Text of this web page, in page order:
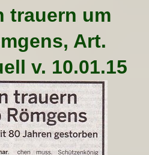
trauern um
Art.
v. 10.01.15